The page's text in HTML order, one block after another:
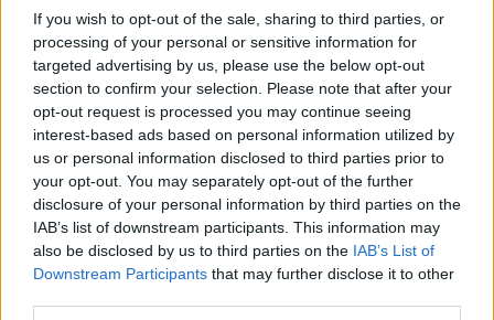
If you wish to opt-out of the sale, sharing to third parties, or
processing of your personal or sensitive information for
targeted advertising by us, please use the below opt-out
section to confirm your selection. Please note that after your
opt-out request is processed you may continue seeing
interest-based ads based on personal information utilized by
us or personal information disclosed to third parties prior to
your opt-out. You may separately opt-out of the further
disclosure of your personal information by third parties on the
IAB’s list of downstream participants. This information may
also be disclosed by us to third parties on the IAB’s List of
Downstream Participants that may further disclose it to other
Rezepte ohne Fett/ Hauptspeisen Rezepte/ Kalorienarme
Rezepte/ Lamm Rezepte/ Low Carb Rezepte/ Schnelle
Rezepte - Schnelle Gerichte/ Rezepte zum Abnehmen/ Männer
Rezepte
Top
Ähnliche Rezepte
Schnelle Lammkoteletts
Leicht